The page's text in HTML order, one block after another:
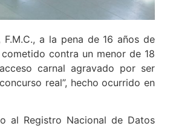
a la pena de 16 años de
contra un menor de 18
carnal agravado por ser
real”, hecho ocurrido en
al Registro Nacional de Datos